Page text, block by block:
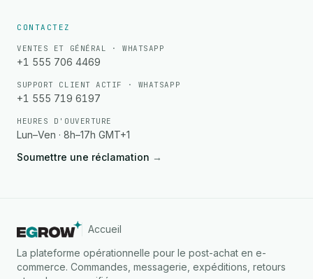
CONTACTEZ
VENTES ET GÉNÉRAL · WHATSAPP
+1 555 706 4469
SUPPORT CLIENT ACTIF · WHATSAPP
+1 555 719 6197
HEURES D'OUVERTURE
Lun–Ven · 8h–17h GMT+1
Soumettre une réclamation →
Accueil
La plateforme opérationnelle pour le post-achat en e-
commerce. Commandes, messagerie, expéditions, retours